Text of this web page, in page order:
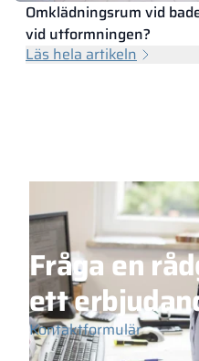
Omklädningsrum vid
vid utformningen?
Läs hela artikeln
Fråga en
ett
Kontaktformulär